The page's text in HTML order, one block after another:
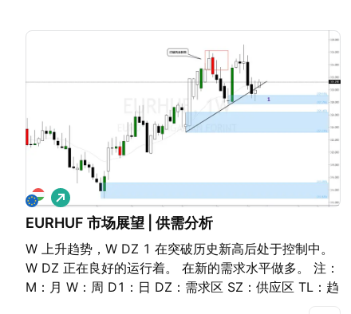
EURHUF 市场展望 | 供需分析
W 上升趋势，W DZ 1 在突破历史新高后处于控制中。
W DZ 正在良好的运行着。 在新的需求水平做多。 注：
M：月 W：周 D1：日 DZ：需求区 SZ：供应区 TL：趋
做
多